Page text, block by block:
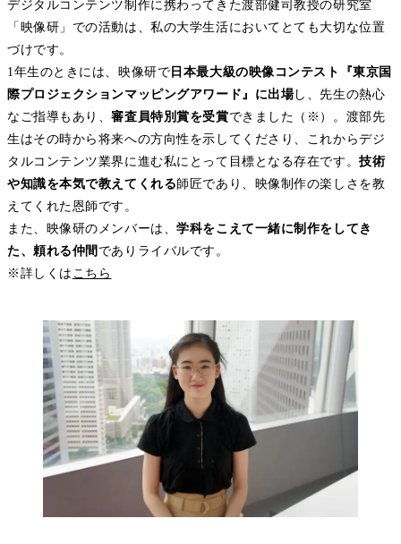
デジタルコンテンツ制作に携わってきた渡部健司教授の研究室
「映像研」での活動は、私の大学生活においてとても大切な位置
づけです。
1年生のときには、映像研で 日本最大級の映像コンテスト『東京国
際プロジェクションマッピングアワード』に出場し、先生の熱心
なご指導もあり、審査員特別賞を受賞できました（※）。渡部先
生はその時から将来への方向性を示してくださり、これからデジ
タルコンテンツ業界に進む私にとって目標となる存在です。技術
や知識を本気で教えてくれる師匠であり、映像制作の楽しさを教
えてくれた恩師です。
また、映像研のメンバーは、学科をこえて一緒に制作をしてき
た、頼れる仲間 でありライバルです。
※詳しくは こちら